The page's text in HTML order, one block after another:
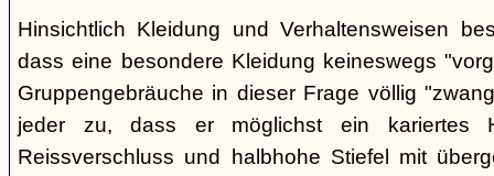
Hinsichtlich Kleidung und Verhaltensweisen
dass eine besondere Kleidung keineswegs
Gruppengebräuche in dieser Frage völlig
jeder zu, dass er möglichst ein kariertes
Reissverschluss und halbhohe Stiefel mit